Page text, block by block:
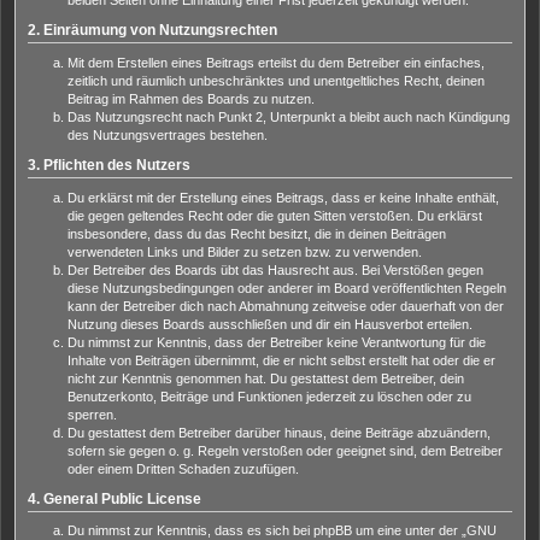
2. Einräumung von Nutzungsrechten
Mit dem Erstellen eines Beitrags erteilst du dem Betreiber ein einfaches,
zeitlich und räumlich unbeschränktes und unentgeltliches Recht, deinen
Beitrag im Rahmen des Boards zu nutzen.
Das Nutzungsrecht nach Punkt 2, Unterpunkt a bleibt auch nach Kündigung
des Nutzungsvertrages bestehen.
3. Pflichten des Nutzers
Du erklärst mit der Erstellung eines Beitrags, dass er keine Inhalte enthält,
die gegen geltendes Recht oder die guten Sitten verstoßen. Du erklärst
insbesondere, dass du das Recht besitzt, die in deinen Beiträgen
verwendeten Links und Bilder zu setzen bzw. zu verwenden.
Der Betreiber des Boards übt das Hausrecht aus. Bei Verstößen gegen
diese Nutzungsbedingungen oder anderer im Board veröffentlichten Regeln
kann der Betreiber dich nach Abmahnung zeitweise oder dauerhaft von der
Nutzung dieses Boards ausschließen und dir ein Hausverbot erteilen.
Du nimmst zur Kenntnis, dass der Betreiber keine Verantwortung für die
Inhalte von Beiträgen übernimmt, die er nicht selbst erstellt hat oder die er
nicht zur Kenntnis genommen hat. Du gestattest dem Betreiber, dein
Benutzerkonto, Beiträge und Funktionen jederzeit zu löschen oder zu
sperren.
Du gestattest dem Betreiber darüber hinaus, deine Beiträge abzuändern,
sofern sie gegen o. g. Regeln verstoßen oder geeignet sind, dem Betreiber
oder einem Dritten Schaden zuzufügen.
4. General Public License
Du nimmst zur Kenntnis, dass es sich bei phpBB um eine unter der „GNU